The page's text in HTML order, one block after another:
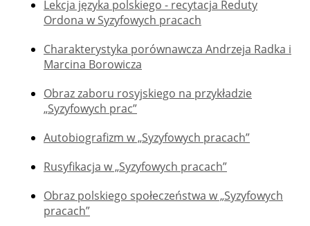
Lekcja języka polskiego - recytacja Reduty
Ordona w Syzyfowych pracach
Charakterystyka porównawcza Andrzeja Radka i
Marcina Borowicza
Obraz zaboru rosyjskiego na przykładzie
„Syzyfowych prac”
Autobiografizm w „Syzyfowych pracach”
Rusyfikacja w „Syzyfowych pracach”
Obraz polskiego społeczeństwa w „Syzyfowych
pracach”